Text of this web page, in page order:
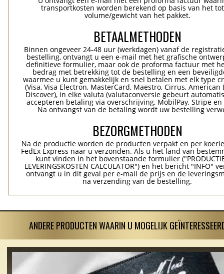
transportkosten worden berekend op basis van het
volume/gewicht van het pakket.
BETAALMETHODEN
Binnen ongeveer 24-48 uur (werkdagen) vanaf de
bestelling, ontvangt u een e-mail met het grafische
definitieve formulier, maar ook de proforma factuur met
bedrag met betrekking tot de bestelling en een
waarmee u kunt gemakkelijk en snel betalen met elk type
(Visa, Visa Electron, MasterCard, Maestro, Cirrus, American
Discover), in elke valuta (valutaconversie gebeurt
accepteren betaling via overschrijving, MobilPay, Stripe en
Na ontvangst van de betaling wordt uw bestelling
BEZORGMETHODEN
Na de productie worden de producten verpakt en per
FedEx Express naar u verzonden. Als u het land van
kunt vinden in het bovenstaande formulier
LEVERINGSKOSTEN CALCULATOR") en het bericht "INFO"
ontvangt u in dit geval per e-mail de prijs en de
na verzending van de bestelling.
ANDERE PRODUCTEN WAARIN U MOGELIJK